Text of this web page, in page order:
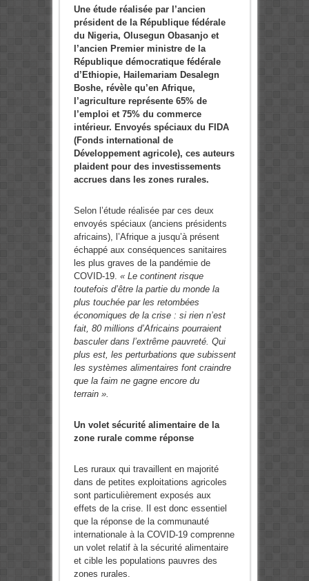
Une étude réalisée par l’ancien
président de la République fédérale
du Nigeria, Olusegun Obasanjo et
l’ancien Premier ministre de la
République démocratique fédérale
d’Ethiopie, Hailemariam Desalegn
Boshe, révèle qu’en Afrique,
l’agriculture représente 65% de
l’emploi et 75% du commerce
intérieur. Envoyés spéciaux du FIDA
(Fonds international de
Développement agricole), ces auteurs
plaident pour des investissements
accrues dans les zones rurales.
Selon l’étude réalisée par ces deux
envoyés spéciaux (anciens présidents
africains), l’Afrique a jusqu’à présent
échappé aux conséquences sanitaires
les plus graves de la pandémie de
COVID-19. « Le continent risque
toutefois d’être la partie du monde la
plus touchée par les retombées
économiques de la crise : si rien n’est
fait, 80 millions d’Africains pourraient
basculer dans l’extrême pauvreté. Qui
plus est, les perturbations que subissent
les systèmes alimentaires font craindre
que la faim ne gagne encore du
terrain ».
Un volet sécurité alimentaire de la
zone rurale comme réponse
Les ruraux qui travaillent en majorité
dans de petites exploitations agricoles
sont particulièrement exposés aux
effets de la crise. Il est donc essentiel
que la réponse de la communauté
internationale à la COVID-19 comprenne
un volet relatif à la sécurité alimentaire
et cible les populations pauvres des
zones rurales.